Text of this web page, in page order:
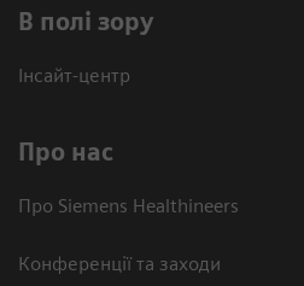
В полі зору
Інсайт-центр
Про нас
Про Siemens Healthineers
Конференції та заходи